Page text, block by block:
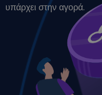
υπάρχει στην αγορά.